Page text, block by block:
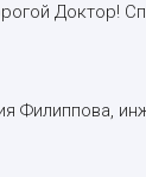
Доктор!